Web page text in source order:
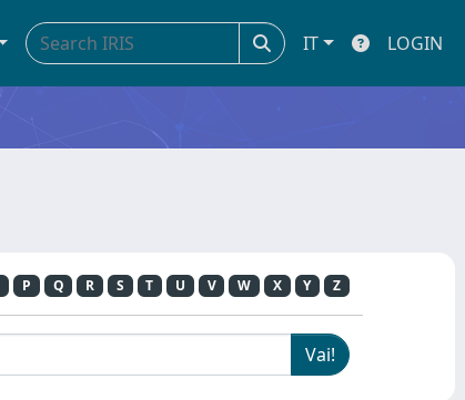
IT LOGIN
P Q R S T U V W X Y Z